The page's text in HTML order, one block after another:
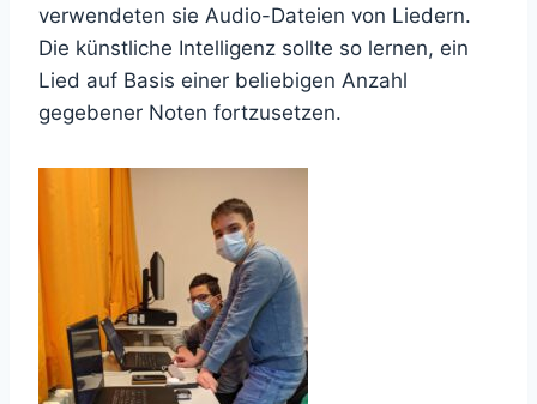
verwendeten sie Audio-Dateien von Liedern.
Die künstliche Intelligenz sollte so lernen, ein
Lied auf Basis einer beliebigen Anzahl
gegebener Noten fortzusetzen.